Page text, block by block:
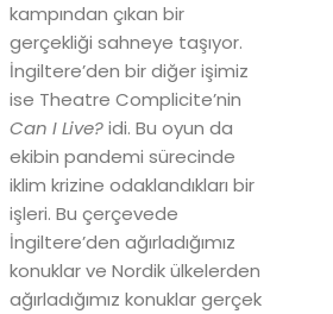
kampından çıkan bir
gerçekliği sahneye taşıyor.
İngiltere’den bir diğer işimiz
ise Theatre Complicite’nin
Can I Live?idi. Bu oyun da
ekibin pandemi sürecinde
iklim krizine odaklandıkları bir
işleri. Bu çerçevede
İngiltere’den ağırladığımız
konuklar ve Nordik ülkelerden
ağırladığımız konuklar gerçek